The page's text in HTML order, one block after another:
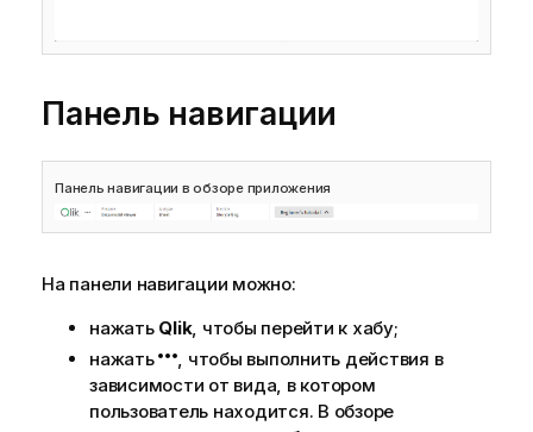
Панель навигации
Панель навигации в обзоре приложения
На панели навигации можно:
нажать Qlik, чтобы перейти к хабу;
нажать
, чтобы выполнить действия в
зависимости от вида, в котором
пользователь находится. В обзоре